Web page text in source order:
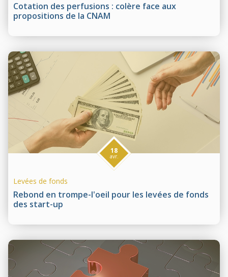
Cotation des perfusions : colère face aux
propositions de la CNAM
Rebond en trompe-l'oeil pour les levées de fonds
des start-up
18
avr.
Levées de fonds